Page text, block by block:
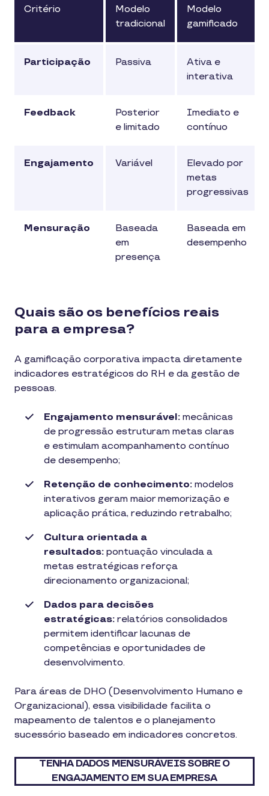
Critério
Modelo
tradicional
Modelo
gamificado
Participação Passiva
Ativa e
interativa
Feedback
Posterior
e limitado
Imediato e
contínuo
Engajamento Variável
Elevado por
metas
progressivas
Mensuração
Baseada
em
presença
Baseada em
desempenho
Quais são os benefícios reais
para a empresa?
A gamificação corporativa impacta diretamente
indicadores estratégicos do RH e da gestão de
pessoas.
Engajamento mensurável: mecânicas
de progressão estruturam metas claras
e estimulam acompanhamento contínuo
de desempenho;
Retenção de conhecimento: modelos
interativos geram maior memorização e
aplicação prática, reduzindo retrabalho;
Cultura orientada a
resultados: pontuação vinculada a
metas estratégicas reforça
direcionamento organizacional;
Dados para decisões
estratégicas: relatórios consolidados
permitem identificar lacunas de
competências e oportunidades de
desenvolvimento.
Para áreas de DHO (Desenvolvimento Humano e
Organizacional), essa visibilidade facilita o
mapeamento de talentos e o planejamento
sucessório baseado em indicadores concretos.
TENHA DADOS MENSURÁVEIS SOBRE O
ENGAJAMENTO EM SUA EMPRESA